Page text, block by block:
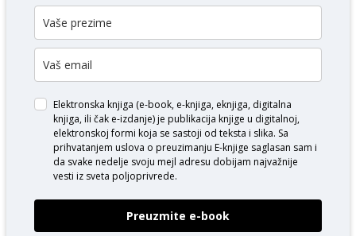
Elektronska knjiga (e-book, e-knjiga, eknjiga, digitalna
knjiga, ili čak e-izdanje) je publikacija knjige u digitalnoj,
elektronskoj formi koja se sastoji od teksta i slika. Sa
prihvatanjem uslova o preuzimanju E-knjige saglasan sam i
da svake nedelje svoju mejl adresu dobijam najvažnije
vesti iz sveta poljoprivrede.
Preuzmite e-book